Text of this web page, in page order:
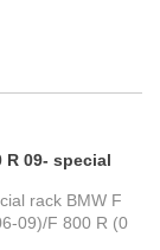
R 09- special
Givi
rack BMW F
09)/F 800 R (0